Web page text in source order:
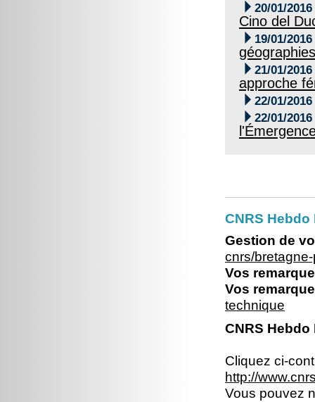
 20/01/2016
Cino del
 19/01/2016
 21/01/2016
approche
 22/01/2016
 22/01/2016
CNRS
Gestion de
cnrs/
Vos
Vos
technique
CNRS
Cliquez ci-
http://
Vous pouvez